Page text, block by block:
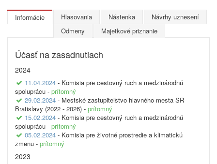
Informácie Hlasovania Nástenka
Návrhy uznesení
Odmeny
Majetkové priznanie
Účasť na zasadnutiach
2024
11.04.2024 - Komisia pre cestovný ruch a medzinárodnú
spoluprácu - prítomný
29.02.2024 - Mestské zastupiteľstvo hlavného mesta SR
Bratislavy (2022 - 2026) - prítomný
15.02.2024 - Komisia pre cestovný ruch a medzinárodnú
spoluprácu - prítomný
05.02.2024 - Komisia pre životné prostredie a klimatickú
zmenu - prítomný
2023